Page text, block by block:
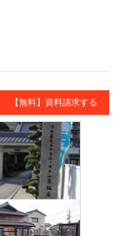
【無料】資料請求する